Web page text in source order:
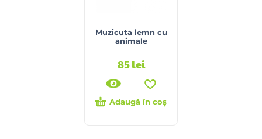
Muzicuta lemn cu
animale
85lei
Adaugă în coș